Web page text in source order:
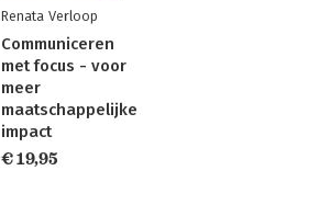
Renata Verloop
Communiceren
met focus - voor
meer
maatschappelijke
impact
€ 19,95